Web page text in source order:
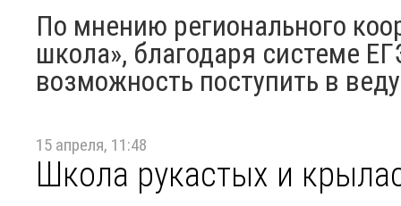
По мнению регионального
школа», благодаря системе
возможность поступить в
15 апреля, 11:48
Школа рукастых и